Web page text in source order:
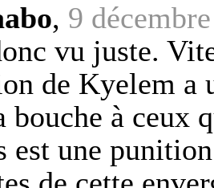
, 9
vu juste.
de Kyelem a
bouche à ceux
est une